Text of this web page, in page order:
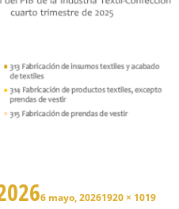
6 mayo, 20261920 × 1019